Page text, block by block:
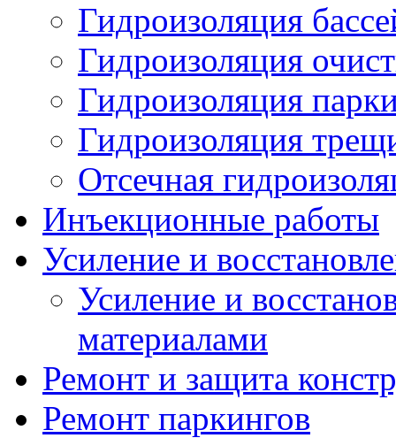
Гидроизоляция
Гидроизоляция
Гидроизоляция
Гидроизоляция
Отсечная
Инъекционные работы
Усиление и
Усиление и
материалами
Ремонт и защита
Ремонт паркингов